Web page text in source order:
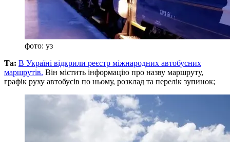
фото: уз
Та: В Україні відкрили реєстр міжнародних автобусних
маршрутів. Він містить інформацію про назву маршруту,
графік руху автобусів по ньому, розклад та перелік зупинок;